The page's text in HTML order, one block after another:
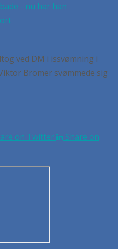
- nu har han
ved DM i issvømning i
Bromer svømmede sig
on Twitter
Share on